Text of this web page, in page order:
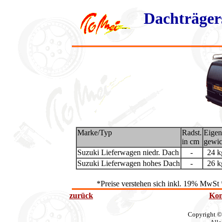
Marke/Typ
Radst.
in cm
Suzuki Lieferwagen niedr. Dach
-
24
Suzuki Lieferwagen hohes Dach
- 26
*Preise verstehen sich inkl. 19%
zurück
Copyright